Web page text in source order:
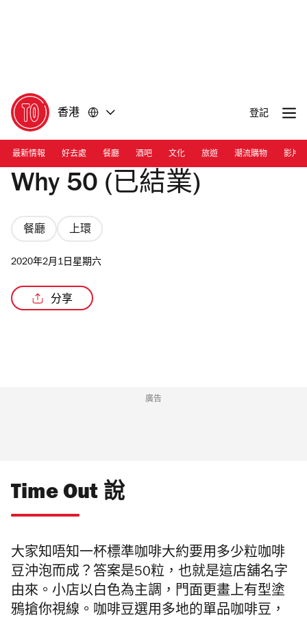
香港 登記
最新情報 好去處 餐廳 酒吧 文化 旅遊 潮流購物 影片
Why 50 (已結業)
餐廳 上環
2020年2月1日星期六
分享
廣告
Time Out 說
大家知唔知一杯標準咖啡大約要用多少粒咖啡
豆沖泡而成？答案是50粒，也就是這店舖名字
由來。小店以白色為主調，門面更畫上有型塗
鴉搶你視線。咖啡豆選用多地的單品咖啡豆，